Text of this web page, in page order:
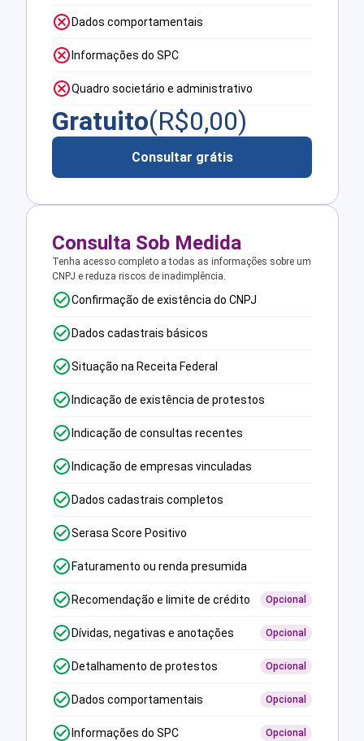
Dados comportamentais
Informações do SPC
Quadro societário e administrativo
Gratuito(R$0,00)
Consultar grátis
Consulta Sob Medida
Tenha acesso completo a todas as informações sobre um
CNPJ e reduza riscos de inadimplência.
Confirmação de existência do CNPJ
Dados cadastrais básicos
Situação na Receita Federal
Indicação de existência de protestos
Indicação de consultas recentes
Indicação de empresas vinculadas
Dados cadastrais completos
Serasa Score Positivo
Faturamento ou renda presumida
Recomendação e limite de crédito Opcional
Dívidas, negativas e anotações Opcional
Detalhamento de protestos Opcional
Dados comportamentais Opcional
Informações do SPC Opcional